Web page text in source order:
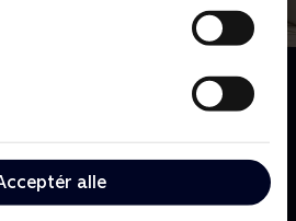
alle
er fokus på mødet
helt ny indsigt i både Caspers
Med Casper
Bertelsen.